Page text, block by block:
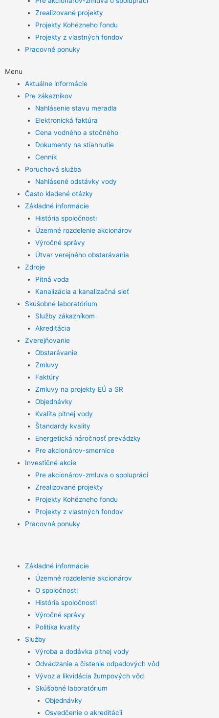
Zrealizované projekty
Projekty Kohézneho fondu
Projekty z vlastných fondov
Pracovné ponuky
Menu
Aktuálne informácie
Pre zákazníkov
Nahlásenie stavu meradla
Elektronická faktúra
Cena vodného a stočného
Dokumenty na stiahnutie
Cenník
Poruchová služba
Nahlásené odstávky vody
Často kladené otázky
Základné informácie
História spoločnosti
Územné rozdelenie akcionárov
Výročné správy
Útvar verejného obstarávania
Zdroje
Pitná voda
Kanalizácia a kanalizačná sieť
Skúšobné laboratórium
Služby zákazníkom
Akreditácia
Zverejňovanie
Obstarávanie
Zmluvy
Faktúry
Zmluvy na projekty EÚ a SR
Objednávky
Kvalita pitnej vody
Štandardy kvality
Energetická náročnosť prevádzky
Pre akcionárov-smernice
Investičné akcie
Pre akcionárov-zmluva o spolupráci
Zrealizované projekty
Projekty Kohézneho fondu
Projekty z vlastných fondov
Pracovné ponuky
Základné informácie
Územné rozdelenie akcionárov
O spoločnosti
História spoločnosti
Výročné správy
Politika kvality
Služby
Výroba a dodávka pitnej vody
Odvádzanie a čistenie odpadových vôd
Vývoz a likvidácia žumpových vôd
Skúšobné laboratórium
Objednávky
Osvedčenie o akreditácii